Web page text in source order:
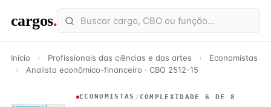
cargos.
Início › Profissionais das ciências e das artes ›
Economistas
›
Analista econômico-financeiro · CBO 2512-15
ECONOMISTAS / COMPLEXIDADE 6 DE 8